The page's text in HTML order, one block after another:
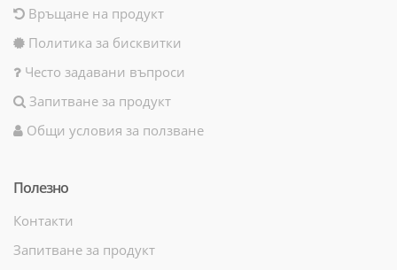
Връщане на продукт
Политика за бисквитки
Често задавани въпроси
Запитване за продукт
Общи условия за ползване
Полезно
Контакти
Запитване за продукт